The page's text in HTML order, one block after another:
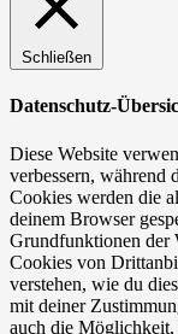
Schließen
Datenschutz-
Diese Website
verbessern, während
Cookies werden die
deinem Browser
Grundfunktionen der
Cookies von
verstehen, wie du
mit deiner
auch die Möglichkeit,